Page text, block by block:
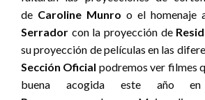
de Caroline Munro o el homenaje
Serrador con la proyección de
su proyección de películas en las
Sección Oficial podremos ver filmes
buena acogida este año